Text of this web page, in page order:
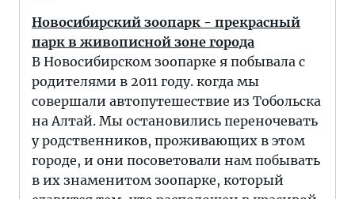
Новосибирский зоопарк - прекрасный
парк в живописной зоне города
В Новосибирском зоопарке я побывала с
родителями в 2011 году. когда мы
совершали автопутешествие из Тобольска
на Алтай. Мы остановились переночевать
у родственников, проживающих в этом
городе, и они посоветовали нам побывать
в их знаменитом зоопарке, который